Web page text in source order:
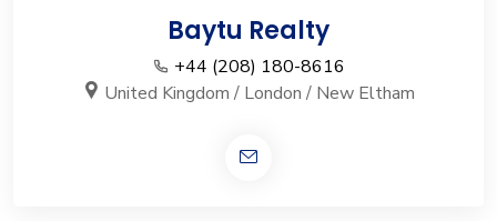
Baytu Realty
+44 (208) 180-8616
United Kingdom / London / New Eltham